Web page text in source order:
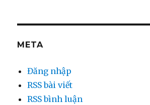
META
Đăng nhập
RSS bài viết
RSS bình luận